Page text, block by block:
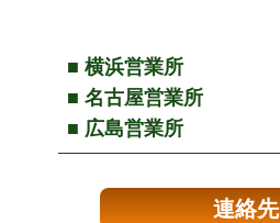
■ 横浜営業所
■ 名古屋営業所
■ 広島営業所
連絡先